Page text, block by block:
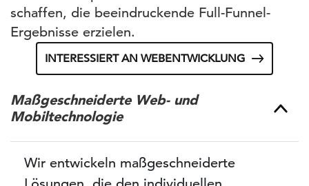
schaffen, die beeindruckende Full-Funnel-
Ergebnisse erzielen.
INTERESSIERT AN WEBENTWICKLUNG
Maßgeschneiderte Web- und
Mobiltechnologie
Wir entwickeln maßgeschneiderte